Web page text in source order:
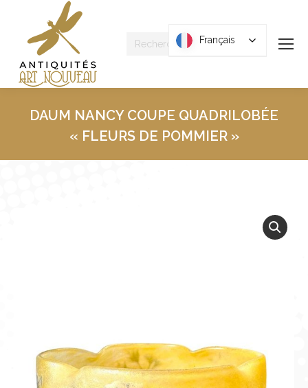
Recherche
DAUM NANCY COUPE QUADRILOBÉE
« FLEURS DE POMMIER »
Français
Français